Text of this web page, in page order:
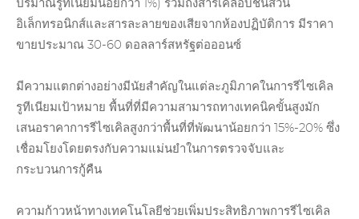
ปริมาณรูทีเนียมน้อยกว่า 1%) รวมถึงสารเคลือบชิ้นส่วน
อิเล็กทรอนิกส์และสารละลายของเสียจากห้องปฏิบัติการ มีราคา
ขายประมาณ 30-60 ดอลลาร์สหรัฐต่อออนซ์
มีความแตกต่างอย่างมีนัยสำคัญในแต่ละภูมิภาคในการรีไซเคิล
รูทีเนียมเป้าหมาย พื้นที่ที่มีความสามารถทางเทคนิคขั้นสูงมัก
เสนอราคาการรีไซเคิลสูงกว่าพื้นที่ที่พัฒนาน้อยกว่า 15%-20% ซึ่ง
เชื่อมโยงโดยตรงกับความแม่นยำในการตรวจจับและ
กระบวนการกู้คืน
ความก้าวหน้าทางเทคโนโลยีช่วยเพิ่มประสิทธิภาพการรีไซเคิล